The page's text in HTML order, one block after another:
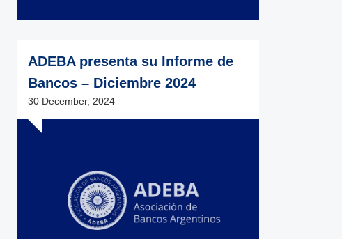
ADEBA presenta su Informe de
Bancos – Diciembre 2024
30 December, 2024